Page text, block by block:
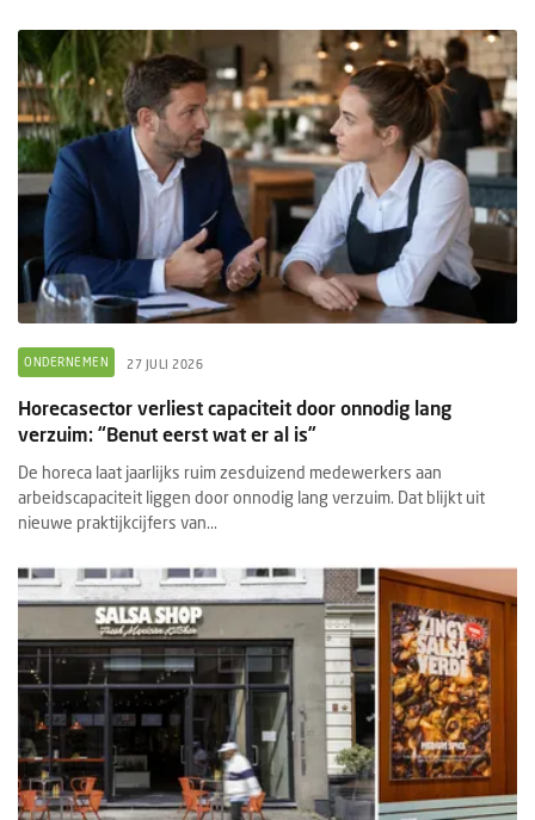
ONDERNEMEN 27 JULI 2026
Horecasector verliest capaciteit door onnodig lang
verzuim: “Benut eerst wat er al is”
De horeca laat jaarlijks ruim zesduizend medewerkers aan
arbeidscapaciteit liggen door onnodig lang verzuim. Dat blijkt uit
nieuwe praktijkcijfers van...